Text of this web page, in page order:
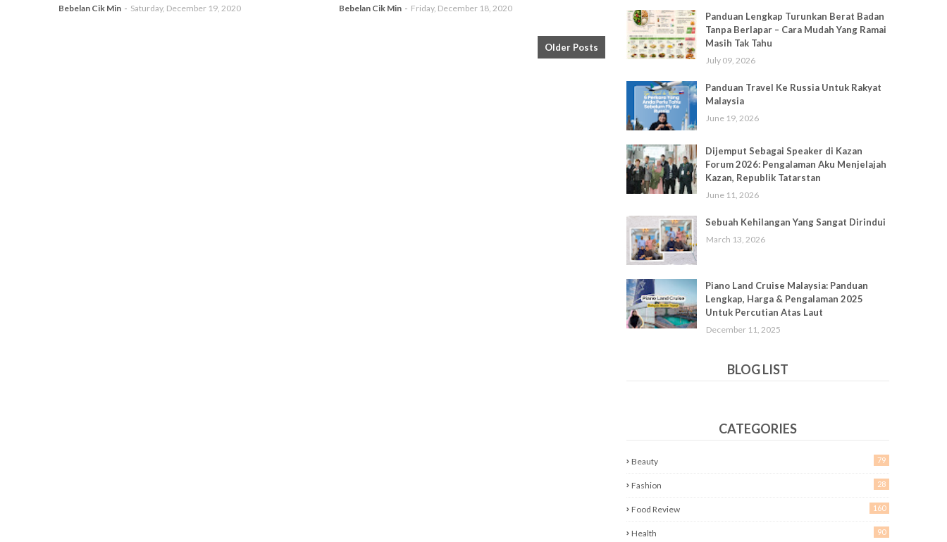
Bebelan Cik Min Saturday, December 19, 2020 Bebelan Cik Min Friday, December 18, 2020
Older Posts
Panduan Lengkap Turunkan Berat Badan
Tanpa Berlapar – Cara Mudah Yang Ramai
Masih Tak Tahu
July 09, 2026
Panduan Travel Ke Russia Untuk Rakyat
Malaysia
June 19, 2026
Dijemput Sebagai Speaker di Kazan
Forum 2026: Pengalaman Aku Menjelajah
Kazan, Republik Tatarstan
June 11, 2026
Sebuah Kehilangan Yang Sangat Dirindui
March 13, 2026
Piano Land Cruise Malaysia: Panduan
Lengkap, Harga & Pengalaman 2025
Untuk Percutian Atas Laut
December 11, 2025
BLOG LIST
CATEGORIES
Beauty 79
Fashion 28
Food Review 160
Health 90